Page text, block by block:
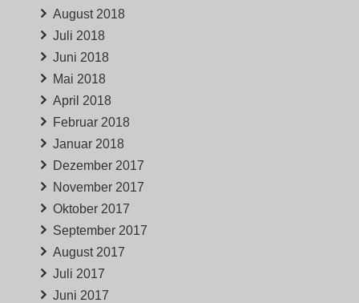
August 2018
Juli 2018
Juni 2018
Mai 2018
April 2018
Februar 2018
Januar 2018
Dezember 2017
November 2017
Oktober 2017
September 2017
August 2017
Juli 2017
Juni 2017